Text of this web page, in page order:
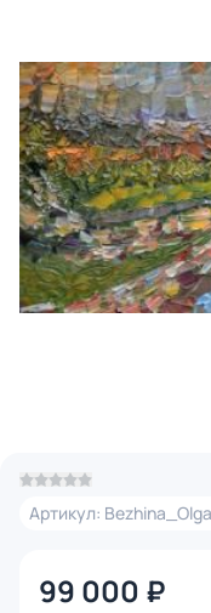
Артикул:
99 000 ₽